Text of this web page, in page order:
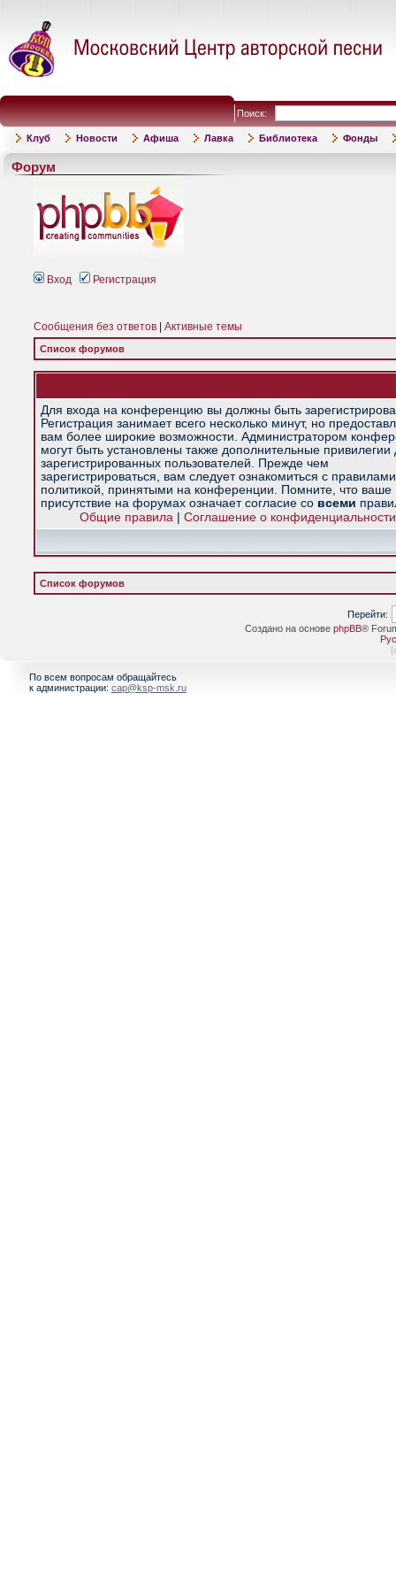
Поиск:
Клуб Новости Афиша Лавка Библиотека Фонды
Форум
Вход Регистрация
Сообщения без ответов Активные темы
Список форумов
Для входа на конференцию вы должны быть
Регистрация занимает всего несколько минут, но
вам более широкие возможности. Администратором
могут быть установлены также дополнительные привилегии
зарегистрированных пользователей. Прежде чем
зарегистрироваться, вам следует ознакомиться с
политикой, принятыми на конференции. Помните, что ваше
присутствие на форумах означает согласие со всеми
Общие правила| Соглашение о конфиденциальности
Список форумов
Перейти:
Создано на основе phpBB®
[
По всем вопросам обращайтесь
к администрации: cap@ksp-msk.ru